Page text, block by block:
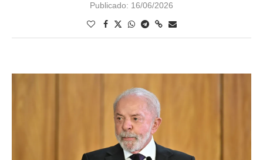
Publicado: 16/06/2026